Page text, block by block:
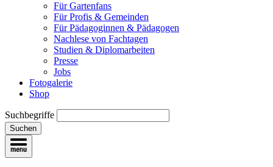
Für Gartenfans
Für Profis & Gemeinden
Für Pädagoginnen & Pädagogen
Nachlese von Fachtagen
Studien & Diplomarbeiten
Presse
Jobs
Fotogalerie
Shop
Suchbegriffe
Suchen